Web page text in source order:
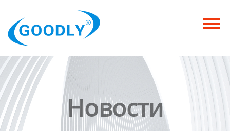
Продукция
ОТРАСЛИ
Категория
Новости Новости